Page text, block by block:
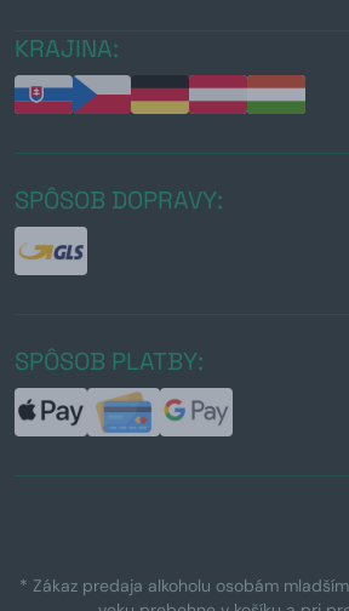
KRAJINA:
SPÔSOB DOPRAVY:
SPÔSOB PLATBY:
* Zákaz predaja alkoholu osobám